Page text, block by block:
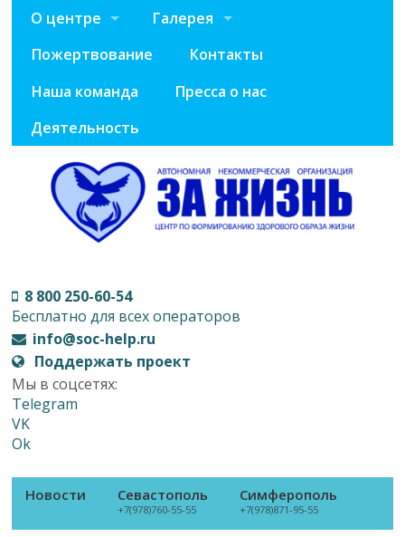
О центре
Галерея
Пожертвование
Контакты
Наша команда
Пресса о нас
Деятельность
8 800 250-60-54
Бесплатно для всех операторов
info@soc-help.ru
Поддержать проект
Мы в соцсетях:
Telegram
VK
Ok
Новости Севастополь
+7(978)760-55-55
Симферополь
+7(978)871-95-55